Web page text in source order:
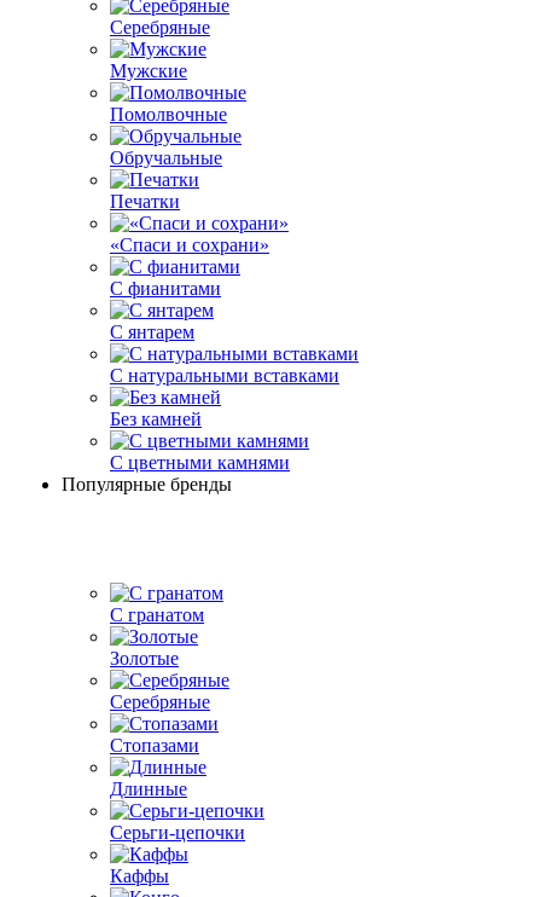
Серебряные
Мужские
Помолвочные
Обручальные
Печатки
«Спаси и сохрани»
С фианитами
С янтарем
С натуральными вставками
Без камней
С цветными камнями
Популярные бренды
С гранатом
Золотые
Серебряные
Стопазами
Длинные
Серьги-цепочки
Каффы